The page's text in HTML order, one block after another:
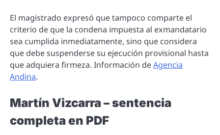
El magistrado expresó que tampoco comparte el
criterio de que la condena impuesta al exmandatario
sea cumplida inmediatamente, sino que considera
que debe suspenderse su ejecución provisional hasta
que adquiera firmeza. Información deAgencia
Andina.
Martín Vizcarra – sentencia
completa en PDF